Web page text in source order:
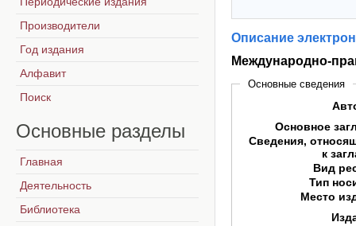
Описание
Международно-
Основные сведения
Основное
Сведения,
к
Вид
Тип
Место
Производители
Год издания
Алфавит
Поиск
Основные разделы
Главная
Деятельность
Библиотека